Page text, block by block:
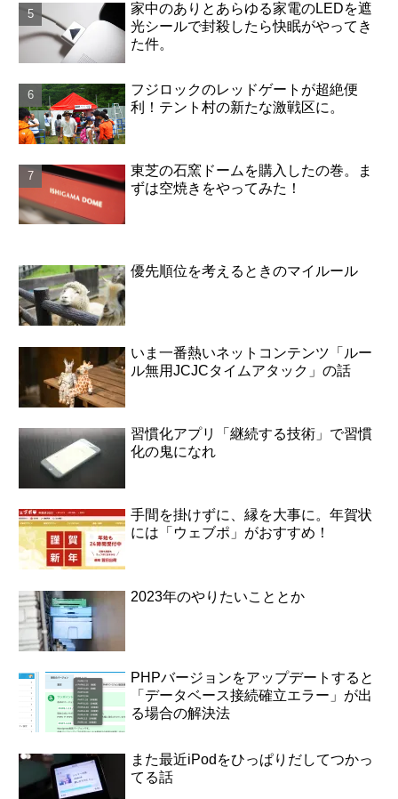
家中のありとあらゆる家電のLEDを遮
光シールで封殺したら快眠がやってき
た件。
フジロックのレッドゲートが超絶便
利！テント村の新たな激戦区に。
東芝の石窯ドームを購入したの巻。ま
ずは空焼きをやってみた！
優先順位を考えるときのマイルール
いま一番熱いネットコンテンツ「ルー
ル無用JCJCタイムアタック」の話
習慣化アプリ「継続する技術」で習慣
化の鬼になれ
手間を掛けずに、縁を大事に。年賀状
には「ウェブポ」がおすすめ！
2023年のやりたいこととか
PHPバージョンをアップデートすると
「データベース接続確立エラー」が出
る場合の解決法
また最近iPodをひっぱりだしてつかっ
てる話